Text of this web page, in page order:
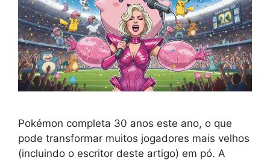
Pokémon completa 30 anos este ano, o que
pode transformar muitos jogadores mais velhos
(incluindo o escritor deste artigo) em pó. A